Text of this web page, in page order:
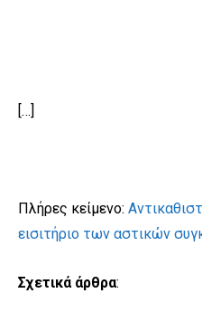
[…]
Πλήρες κείμενο:
εισιτήριο των αστικών
Σχετικά άρθρα: